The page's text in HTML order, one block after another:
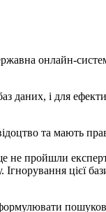
онлайн-
даних, і для
та мають
не пройшли
Ігнорування цієї